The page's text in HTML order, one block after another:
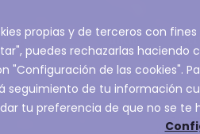
propias y de terceros con
puedes rechazarlas haciendo
"Configuración de las cookies".
seguimiento de tu información
tu preferencia de que no se te
Inicio